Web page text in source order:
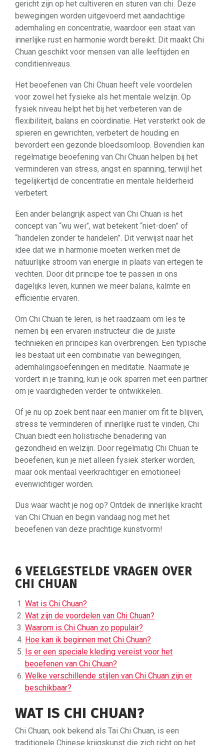
gericht zijn op het cultiveren en sturen van chi. Deze
bewegingen worden uitgevoerd met aandachtige
ademhaling en concentratie, waardoor een staat van
innerlijke rust en harmonie wordt bereikt. Dit maakt Chi
Chuan geschikt voor mensen van alle leeftijden en
conditieniveaus.
Het beoefenen van Chi Chuan heeft vele voordelen
voor zowel het fysieke als het mentale welzijn. Op
fysiek niveau helpt het bij het verbeteren van de
flexibiliteit, balans en coördinatie. Het versterkt ook de
spieren en gewrichten, verbetert de houding en
bevordert een gezonde bloedsomloop. Bovendien kan
regelmatige beoefening van Chi Chuan helpen bij het
verminderen van stress, angst en spanning, terwijl het
tegelijkertijd de concentratie en mentale helderheid
verbetert.
Een ander belangrijk aspect van Chi Chuan is het
concept van “wu wei”, wat betekent “niet-doen” of
“handelen zonder te handelen”. Dit verwijst naar het
idee dat we in harmonie moeten werken met de
natuurlijke stroom van energie in plaats van ertegen te
vechten. Door dit principe toe te passen in ons
dagelijks leven, kunnen we meer balans, kalmte en
efficiëntie ervaren.
Om Chi Chuan te leren, is het raadzaam om les te
nemen bij een ervaren instructeur die de juiste
technieken en principes kan overbrengen. Een typische
les bestaat uit een combinatie van bewegingen,
ademhalingsoefeningen en meditatie. Naarmate je
vordert in je training, kun je ook sparren met een partner
om je vaardigheden verder te ontwikkelen.
Of je nu op zoek bent naar een manier om fit te blijven,
stress te verminderen of innerlijke rust te vinden, Chi
Chuan biedt een holistische benadering van
gezondheid en welzijn. Door regelmatig Chi Chuan te
beoefenen, kun je niet alleen fysiek sterker worden,
maar ook mentaal veerkrachtiger en emotioneel
evenwichtiger worden.
Dus waar wacht je nog op? Ontdek de innerlijke kracht
van Chi Chuan en begin vandaag nog met het
beoefenen van deze prachtige kunstvorm!
6 VEELGESTELDE VRAGEN OVER
CHI CHUAN
Wat is Chi Chuan?
Wat zijn de voordelen van Chi Chuan?
Waarom is Chi Chuan zo populair?
Hoe kan ik beginnen met Chi Chuan?
Is er een speciale kleding vereist voor het
beoefenen van Chi Chuan?
Welke verschillende stijlen van Chi Chuan zijn er
beschikbaar?
WAT IS CHI CHUAN?
Chi Chuan, ook bekend als Tai Chi Chuan, is een
traditionele Chinese krijgskunst die zich richt op het